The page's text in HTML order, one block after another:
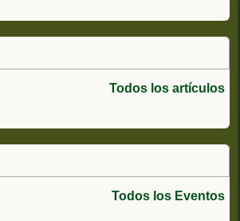
Todos los artículos
Todos los Eventos